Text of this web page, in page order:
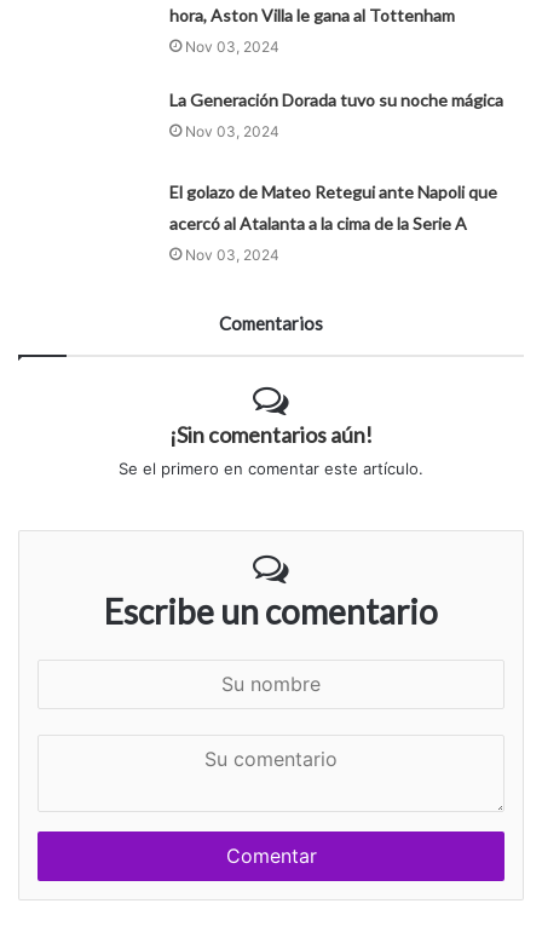
hora, Aston Villa le gana al Tottenham
Nov 03, 2024
La Generación Dorada tuvo su noche mágica
Nov 03, 2024
El golazo de Mateo Retegui ante Napoli que
acercó al Atalanta a la cima de la Serie A
Nov 03, 2024
Comentarios
¡Sin comentarios aún!
Se el primero en comentar este artículo.
Escribe un comentario
e
n